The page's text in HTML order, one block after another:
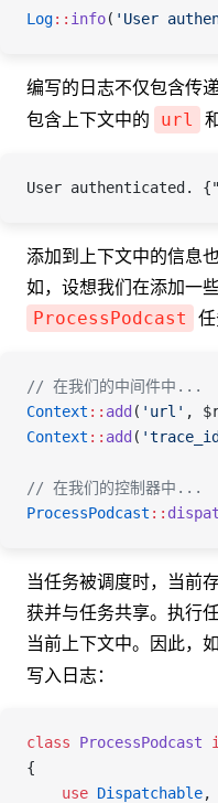
Log:: info( 'User
编写的日志不仅包含传
包含上下文中的
url
User authenticated.
添加到上下文中的信息
如，设想我们在添加一
ProcessPodcast
// 在我们的中间件中...
Context :: add ( 'url' ,
Context :: add (
// 在我们的控制器中...
ProcessPodcast ::
当任务被调度时，当前
获并与任务共享。执行
当前上下文中。因此，
写入日志：
class ProcessPodcast
{
    use
Dispatchable,